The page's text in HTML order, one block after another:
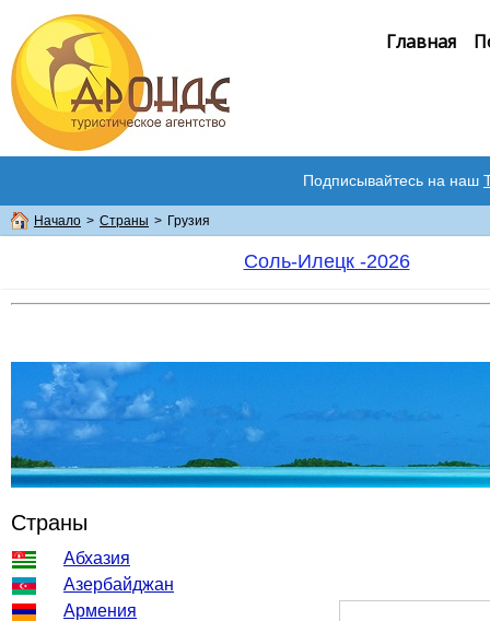
Главная
Подписывайтесь на наш
Начало > Страны > Грузия
Соль-Илецк -2026
Страны
Абхазия
Азербайджан
Армения